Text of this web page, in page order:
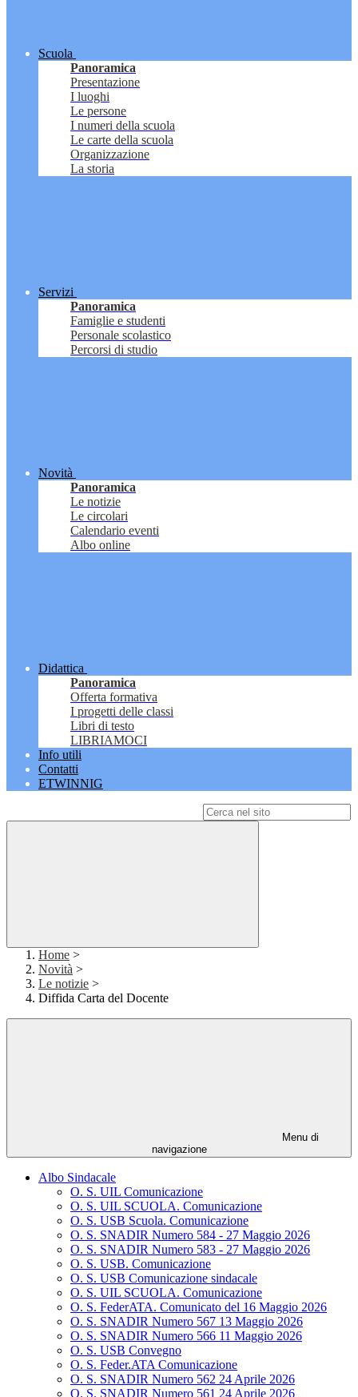
Scuola
Panoramica
Presentazione
I luoghi
Le persone
I numeri della scuola
Le carte della scuola
Organizzazione
La storia
Servizi
Panoramica
Famiglie e studenti
Personale scolastico
Percorsi di studio
Novità
Panoramica
Le notizie
Le circolari
Calendario eventi
Albo online
Didattica
Panoramica
Offerta formativa
I progetti delle classi
Libri di testo
LIBRIAMOCI
Info utili
Contatti
ETWINNIG
Home >
Novità >
Le notizie >
Diffida Carta del Docente
Menu di
navigazione
Albo Sindacale
O. S. UIL Comunicazione
O. S. UIL SCUOLA. Comunicazione
O. S. USB Scuola. Comunicazione
O. S. SNADIR Numero 584 - 27 Maggio 2026
O. S. SNADIR Numero 583 - 27 Maggio 2026
O. S. USB. Comunicazione
O. S. USB Comunicazione sindacale
O. S. UIL SCUOLA. Comunicazione
O. S. FederATA. Comunicato del 16 Maggio 2026
O. S. SNADIR Numero 567 13 Maggio 2026
O. S. SNADIR Numero 566 11 Maggio 2026
O. S. USB Convegno
O. S. Feder.ATA Comunicazione
O. S. SNADIR Numero 562 24 Aprile 2026
O. S. SNADIR Numero 561 24 Aprile 2026